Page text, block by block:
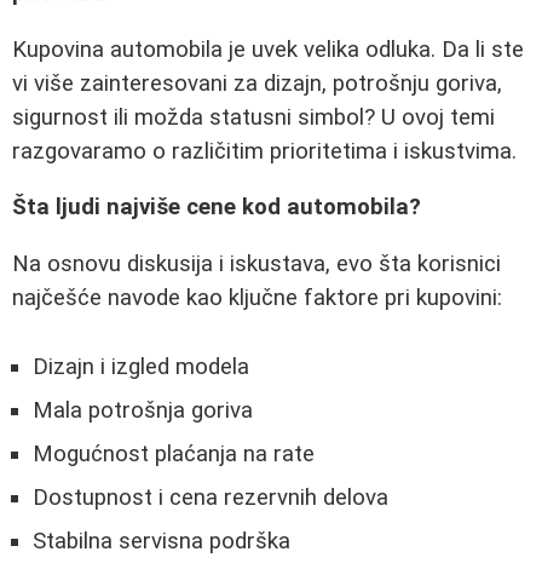
Kupovina automobila je uvek velika odluka. Da li ste
vi više zainteresovani za dizajn, potrošnju goriva,
sigurnost ili možda statusni simbol? U ovoj temi
razgovaramo o različitim prioritetima i iskustvima.
Šta ljudi najviše cene kod automobila?
Na osnovu diskusija i iskustava, evo šta korisnici
najčešće navode kao ključne faktore pri kupovini:
Dizajn i izgled modela
Mala potrošnja goriva
Mogućnost plaćanja na rate
Dostupnost i cena rezervnih delova
Stabilna servisna podrška